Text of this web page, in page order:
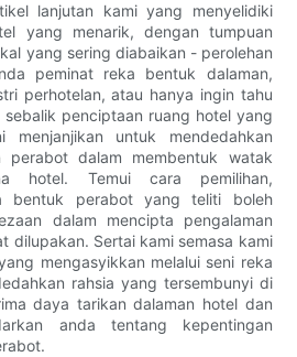
lanjutan kami yang menyelidiki
yang menarik, dengan tumpuan
yang sering diabaikan - perolehan
peminat reka bentuk dalaman,
perhotelan, atau hanya ingin tahu
penciptaan ruang hotel yang
untuk mendedahkan
perabot dalam membentuk watak
hotel. Temui cara pemilihan,
bentuk perabot yang teliti boleh
dalam mencipta pengalaman
dilupakan. Sertai kami semasa kami
mengasyikkan melalui seni reka
rahsia yang tersembunyi di
daya tarikan dalaman hotel dan
anda tentang kepentingan